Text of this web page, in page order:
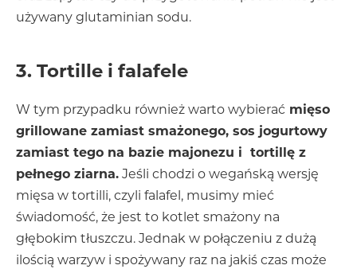
używany glutaminian sodu.
3. Tortille i falafele
W tym przypadku również warto wybierać mięso
grillowane zamiast smażonego, sos jogurtowy
zamiast tego na bazie majonezu i tortillę z
pełnego ziarna. Jeśli chodzi o wegańską wersję
mięsa w tortilli, czyli falafel, musimy mieć
świadomość, że jest to kotlet smażony na
głębokim tłuszczu. Jednak w połączeniu z dużą
ilością warzyw i spożywany raz na jakiś czas może